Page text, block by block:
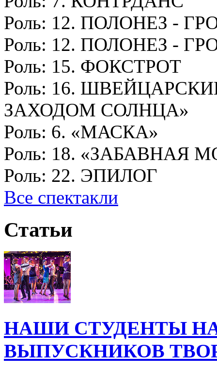
Роль: 12. ПОЛОНЕЗ -
Роль: 12. ПОЛОНЕЗ -
Роль: 15. ФОКСТРОТ
Роль: 16.
ЗАХОДОМ СОЛНЦА»
Роль: 6. «МАСКА»
Роль: 18. «ЗАБАВНАЯ
Роль: 22. ЭПИЛОГ
Все спектакли
Статьи
НАШИ СТУДЕНТЫ
ВЫПУСКНИКОВ